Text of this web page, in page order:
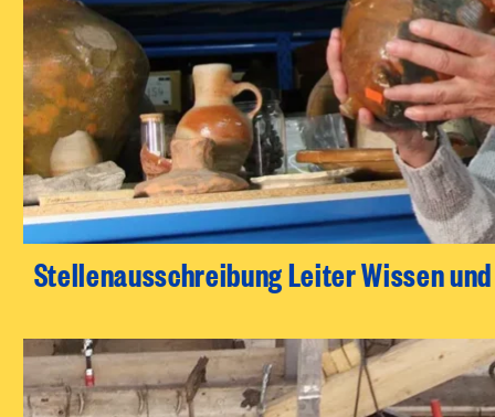
Stellenausschreibung Leiter Wissen